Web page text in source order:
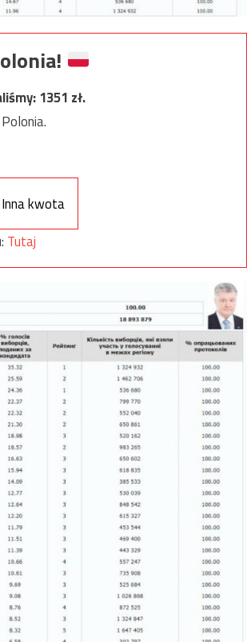
1351 zł.
Inna kwota
Tutaj